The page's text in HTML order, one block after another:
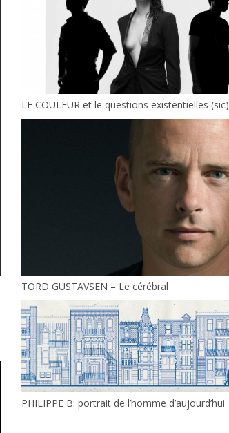
LE COULEUR et le questions existentielles (sic)
TORD GUSTAVSEN – Le cérébral
PHILIPPE B: portrait de l’homme d’aujourd’hui